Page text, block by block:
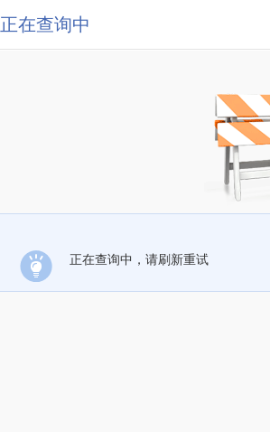
正在查询中
正在查询中，请刷新重试